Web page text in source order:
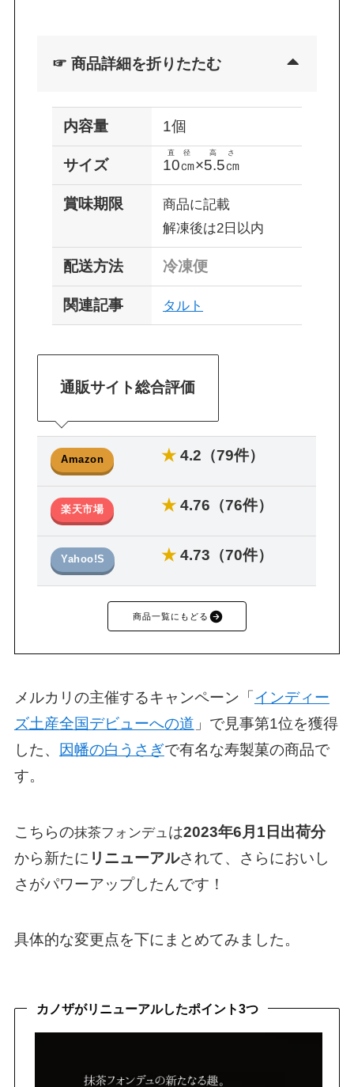
☞ 商品詳細を折りたたむ
内容量 1個
サイズ 10㎝
直径
×5.5㎝
高さ
賞味期限
商品に記載
解凍後は2日以内
配送方法 冷凍便
関連記事 タルト
通販サイト総合評価
Amazon ★ 4.2（79件）
楽天市場 ★ 4.76（76件）
Yahoo!S ★ 4.73（70件）
商品一覧にもどる
メルカリの主催するキャンペーン「 インディー
ズ土産全国デビューへの道 」で見事第1位を獲得
した、
因幡の白うさぎで有名な寿製菓の商品で
す。
こちらの抹茶フォンデュ は2023年6月1日出荷分
から新たに リニューアルされて、さらにおいし
さがパワーアップしたんです！
具体的な変更点を下にまとめてみました。
カノザがリニューアルしたポイント3つ